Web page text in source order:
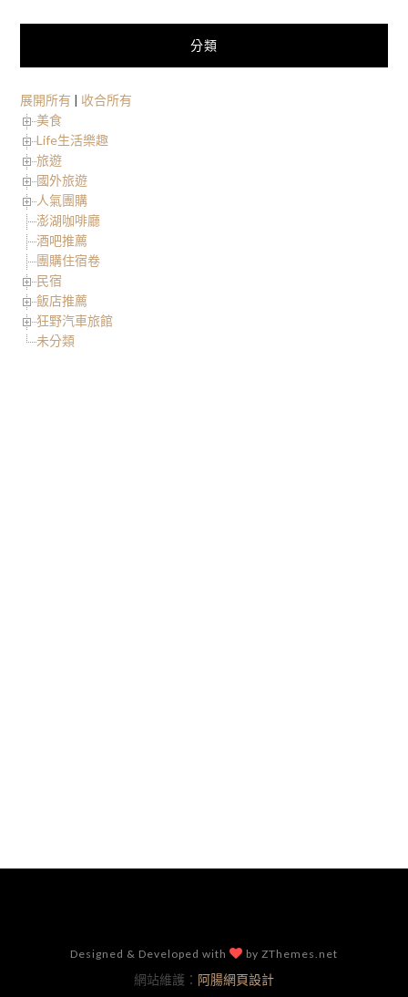
分類
展開所有 | 收合所有
美食
Life生活樂趣
旅遊
國外旅遊
人氣團購
澎湖咖啡廳
酒吧推薦
團購住宿卷
民宿
飯店推薦
狂野汽車旅館
未分類
Designed & Developed with by ZThemes.net
網站維護： 阿腸網頁設計